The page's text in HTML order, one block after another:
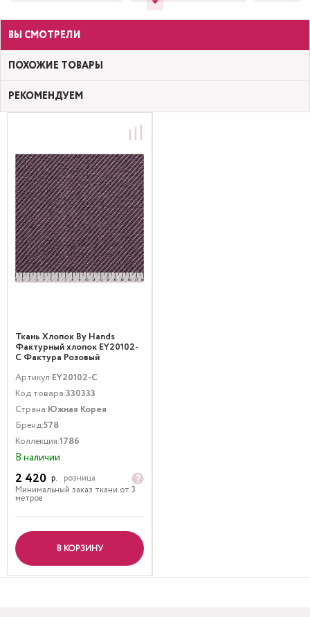
ВЫ СМОТРЕЛИ
ПОХОЖИЕ ТОВАРЫ
РЕКОМЕНДУЕМ
Ткань Хлопок By Hands
Фактурный хлопок EY20102-
C Фактура Розовый
Артикул:EY20102-C
Код товара:330333
Страна:Южная Корея
Бренд:578
Коллекция:1786
В наличии
2 420 р.
розница
Минимальный заказ ткани от 3
метров
В КОРЗИНУ